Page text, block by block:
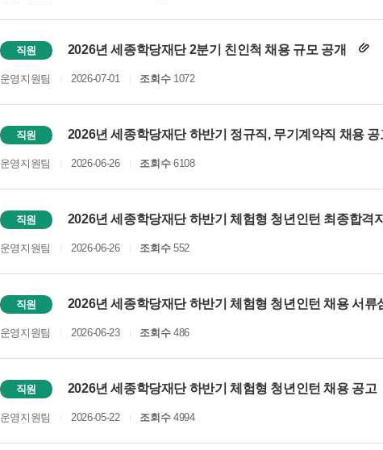
직원 2026년 세종학당재단 2분기 친인척 채용 규모 공개
운영지원팀 2026-07-01 조회수1072
직원 2026년 세종학당재단 하반기 정규직, 무기계약직 채용 공
운영지원팀 2026-06-26 조회수6108
직원 2026년 세종학당재단 하반기 체험형 청년인턴 최종합격
운영지원팀 2026-06-26 조회수552
직원 2026년 세종학당재단 하반기 체험형 청년인턴 채용 서류
운영지원팀 2026-06-23 조회수486
직원 2026년 세종학당재단 하반기 체험형 청년인턴 채용 공고
운영지원팀 2026-05-22 조회수4994